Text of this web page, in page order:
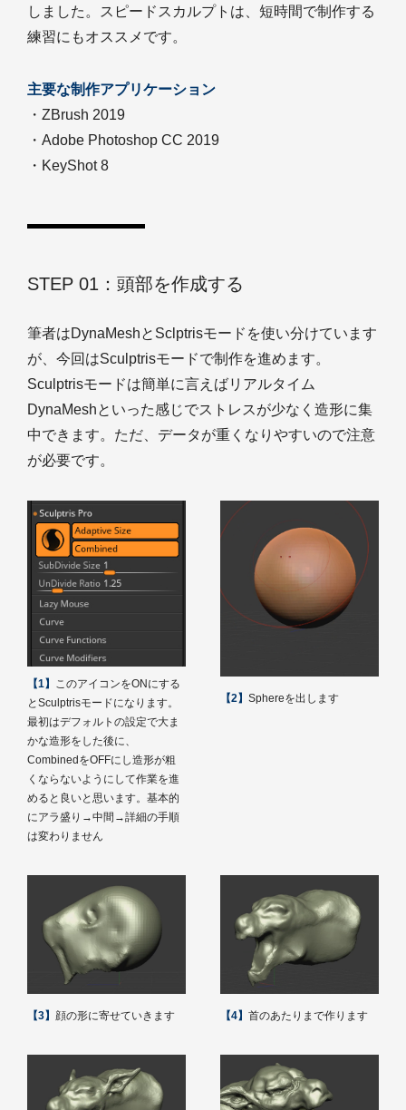
しました。スピードスカルプトは、短時間で制作する
練習にもオススメです。
主要な制作アプリケーション
・ZBrush 2019
・Adobe Photoshop CC 2019
・KeyShot 8
STEP 01：頭部を作成する
筆者はDynaMeshとSclptrisモードを使い分けています
が、今回はSculptrisモードで制作を進めます。
Sculptrisモードは簡単に言えばリアルタイム
DynaMeshといった感じでストレスが少なく造形に集
中できます。ただ、データが重くなりやすいので注意
が必要です。
【1】 このアイコンをONにする
とSculptrisモードになります。
最初はデフォルトの設定で大ま
かな造形をした後に、
CombinedをOFFにし造形が粗
くならないようにして作業を進
めると良いと思います。基本的
にアラ盛り→中間→詳細の手順
は変わりません
【2】Sphereを出します
【3】 顔の形に寄せていきます 【4】首のあたりまで作ります